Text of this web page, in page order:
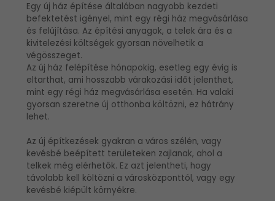
Egy új ház építése általában nagyobb kezdeti
befektetést igényel, mint egy régi ház megvásárlása
és felújítása. Az építési anyagok, a telek ára és a
kivitelezési költségek gyorsan növelhetik a
végösszeget.
Az új ház felépítése hónapokig, esetleg egy évig is
eltarthat, ami hosszabb várakozási időt jelenthet,
mint egy régi ház megvásárlása esetén. Ha valaki
gyorsan szeretne új otthonba költözni, ez hátrány
lehet.
Az új építkezések gyakran a város szélén, vagy
kevésbé beépített területeken zajlanak, ahol a
telkek még elérhetők. Ez azt jelentheti, hogy
távolabb kell költözni a városközponttól, vagy egy
kevésbé kiépült környékre.